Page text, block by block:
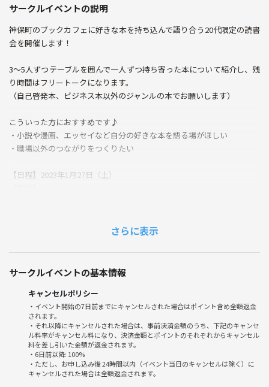
サークルイベントの説明
神保町のブックカフェに好きな本を持ち込んで語り合う20代限定の読書
会を開催します！
3～5人ずつテーブルを囲んで一人ずつ持ち寄った本について紹介し、残
り時間はフリートークになります。
（自己啓発本、ビジネス本以外のジャンルの本でお願いします）
こういった方におすすめです♪
・小説や漫画、エッセイなど自分の好きな本を語る場がほしい
・職場以外のつながりをつくりたい
【日程】2023年1月27日（土）
（進行次第で早めに終了することもあります）
【場所】眞踏珈琲店（東京都千代田区神田小川町３丁目１−７）
【マップ】
https://maps.app.goo.gl/RZLsYR6J8ysXnhKg9?g_st=ic
【アクセス】
神保町駅A9出口から徒歩5分
【対象】
20代の読書好きな方
【参加費】500円
【持ち物】
・紹介したい本1冊以上
小説、エッセイ、詩集、漫画、歴史、一般教養の本など紹介したい本を
さらに表示
サークルイベントの基本情報
キャンセルポリシー
・イベント開始の7日前までにキャンセルされた場合はポイント含め全額返金
されます。
・それ以降にキャンセルされた場合は、事前決済金額のうち、下記のキャンセ
ル料率がキャンセル料になり、決済金額とポイントのそれぞれからキャンセル
料を差し引いた金額が返金されます。
・6日前以降: 100%
・ただし、お申し込み後 24時間以内（イベント当日のキャンセルは除く）に
キャンセルされた場合は全額返金されます。